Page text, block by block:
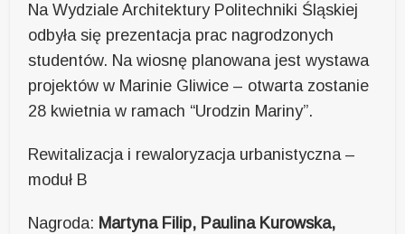
Na Wydziale Architektury Politechniki Śląskiej
odbyła się prezentacja prac nagrodzonych
studentów. Na wiosnę planowana jest wystawa
projektów w Marinie Gliwice – otwarta zostanie
28 kwietnia w ramach “Urodzin Mariny”.
Rewitalizacja i rewaloryzacja urbanistyczna –
moduł B
Nagroda: Martyna Filip, Paulina Kurowska,